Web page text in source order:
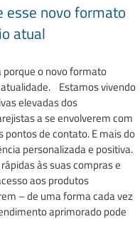
esse novo formato
atual
porque o novo formato
Estamos vivendo
elevadas dos
a se envolverem com
de contato. E mais do
personalizada e positiva.
às suas compras e
aos produtos
– de uma forma cada vez
aprimorado pode